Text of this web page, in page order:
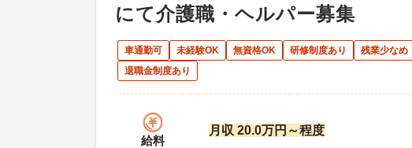
にて介護職・ヘルパー募集
車通勤可 未経験OK 無資格OK 研修制度あり 残業少なめ
退職金制度あり
給料
月収 20.0万円～程度